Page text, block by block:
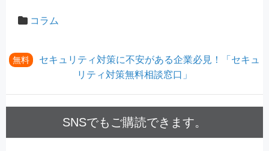
コラム
無料
セキュリティ対策に不安がある企業必見！「セキュ
リティ対策無料相談窓口」
SNSでもご購読できます。